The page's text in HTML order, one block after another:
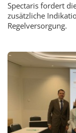
Spectaris fordert
zusätzliche
Regelversorgung.